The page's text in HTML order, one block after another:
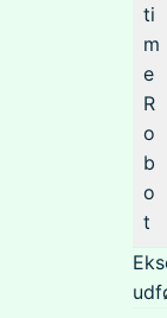
ti
m
e
R
o
b
o
t